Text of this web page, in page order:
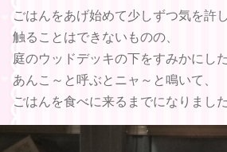
ごはんをあげ始めて少しずつ気を許
触ることはできないものの、
庭のウッドデッキの下をすみかにし
あんこ～と呼ぶとニャ～と鳴いて、
ごはんを食べに来るまでになりました